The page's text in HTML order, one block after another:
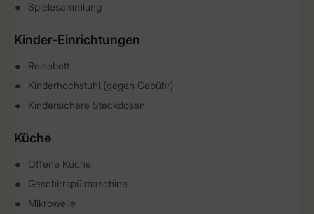
Spielesammlung
Kinder-Einrichtungen
Reisebett
Kinderhochstuhl (gegen Gebühr)
Kindersichere Steckdosen
Küche
Offene Küche
Geschirrspülmaschine
Mikrowelle